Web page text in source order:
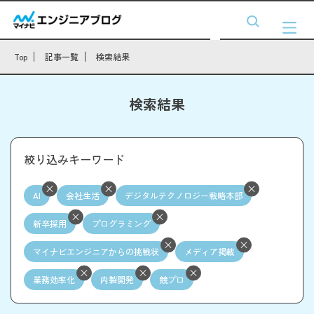
Top 記事一覧 検索結果
検索結果
絞り込みキーワード
AI 会社生活 デジタルテクノロジー戦略本部
新卒採用 プログラミング
マイナビエンジニアからの挑戦状 メディア掲載
業務効率化 内製開発 競プロ